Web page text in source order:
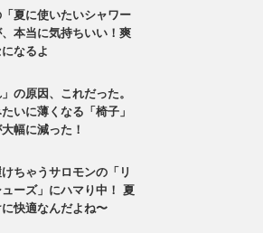
夏に使いたいシャワー
本当に気持ちいい！爽
なるよ
」の原因、これだった。
いに薄くなる「椅子」
幅に減った！
ちゃうサロモンの「リ
ーズ」にハマり中！ 夏
快適なんだよね〜